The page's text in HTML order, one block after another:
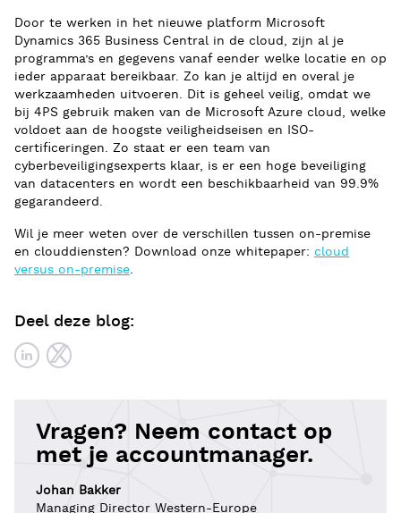
Door te werken in het nieuwe platform Microsoft
Dynamics 365 Business Central in de cloud, zijn al je
programma’s en gegevens vanaf eender welke locatie en op
ieder apparaat bereikbaar. Zo kan je altijd en overal je
werkzaamheden uitvoeren. Dit is geheel veilig, omdat we
bij 4PS gebruik maken van de Microsoft Azure cloud, welke
voldoet aan de hoogste veiligheidseisen en ISO-
certificeringen. Zo staat er een team van
cyberbeveiligingsexperts klaar, is er een hoge beveiliging
van datacenters en wordt een beschikbaarheid van 99.9%
gegarandeerd.
Wil je meer weten over de verschillen tussen on-premise
en clouddiensten? Download onze whitepaper: cloud
versus on-premise.
Deel deze blog:
Vragen? Neem contact op
met je accountmanager.
Johan Bakker
Managing Director Western-Europe